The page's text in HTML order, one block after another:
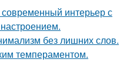
интерьер с
без лишних слов.
темпераментом.